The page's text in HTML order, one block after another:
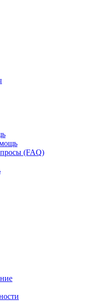
(FAQ)